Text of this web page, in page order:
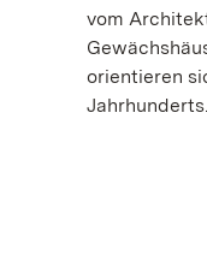
vom
orientieren
Jahrhunderts.